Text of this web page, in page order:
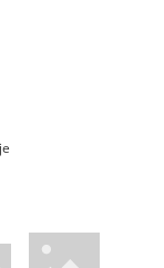
Express web stranica
Visa web stranica